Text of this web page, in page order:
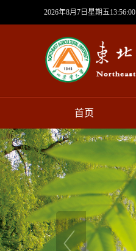
2026年8月7日星期五13:56:00
首页